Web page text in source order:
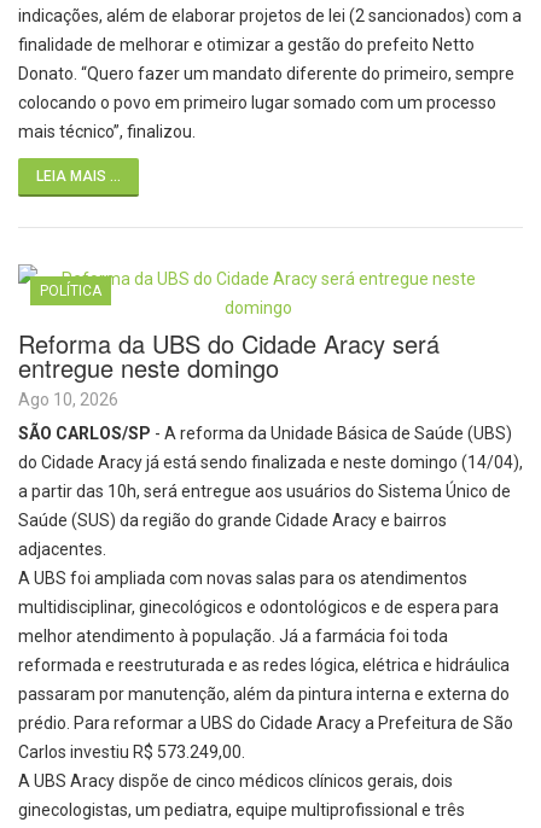
indicações, além de elaborar projetos de lei (2 sancionados) com a
finalidade de melhorar e otimizar a gestão do prefeito Netto
Donato. “Quero fazer um mandato diferente do primeiro, sempre
colocando o povo em primeiro lugar somado com um processo
mais técnico”, finalizou.
LEIA MAIS ...
POLÍTICA
Reforma da UBS do Cidade Aracy será
entregue neste domingo
Ago 10, 2026
SÃO CARLOS/SP - A reforma da Unidade Básica de Saúde (UBS)
do Cidade Aracy já está sendo finalizada e neste domingo (14/04),
a partir das 10h, será entregue aos usuários do Sistema Único de
Saúde (SUS) da região do grande Cidade Aracy e bairros
adjacentes.
A UBS foi ampliada com novas salas para os atendimentos
multidisciplinar, ginecológicos e odontológicos e de espera para
melhor atendimento à população. Já a farmácia foi toda
reformada e reestruturada e as redes lógica, elétrica e hidráulica
passaram por manutenção, além da pintura interna e externa do
prédio. Para reformar a UBS do Cidade Aracy a Prefeitura de São
Carlos investiu R$ 573.249,00.
A UBS Aracy dispõe de cinco médicos clínicos gerais, dois
ginecologistas, um pediatra, equipe multiprofissional e três